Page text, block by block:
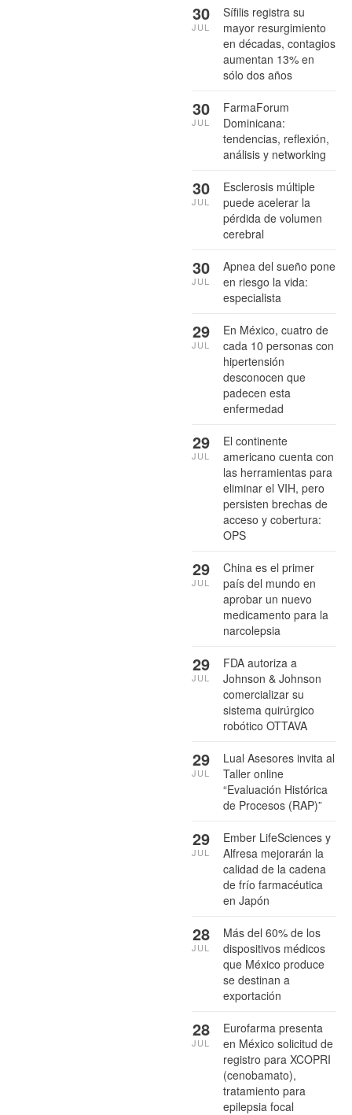
Sífilis registra su
mayor resurgimiento
en décadas, contagios
aumentan 13% en
sólo dos años
30
JUL
FarmaForum
Dominicana:
tendencias, reflexión,
análisis y networking
30
JUL
Esclerosis múltiple
puede acelerar la
pérdida de volumen
cerebral
30
JUL
Apnea del sueño pone
en riesgo la vida:
especialista
30
JUL
En México, cuatro de
cada 10 personas con
hipertensión
desconocen que
padecen esta
enfermedad
29
JUL
El continente
americano cuenta con
las herramientas para
eliminar el VIH, pero
persisten brechas de
acceso y cobertura:
OPS
29
JUL
China es el primer
país del mundo en
aprobar un nuevo
medicamento para la
narcolepsia
29
JUL
FDA autoriza a
Johnson & Johnson
comercializar su
sistema quirúrgico
robótico OTTAVA
29
JUL
Lual Asesores invita al
Taller online
“Evaluación Histórica
de Procesos (RAP)”
29
JUL
Ember LifeSciences y
Alfresa mejorarán la
calidad de la cadena
de frío farmacéutica
en Japón
29
JUL
Más del 60% de los
dispositivos médicos
que México produce
se destinan a
exportación
28
JUL
Eurofarma presenta
en México solicitud de
registro para XCOPRI
(cenobamato),
tratamiento para
epilepsia focal
28
JUL